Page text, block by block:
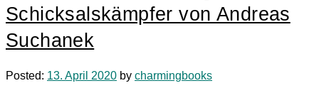
Schicksalskämpfer von Andreas
Suchanek
Posted: 13. April 2020 by charmingbooks